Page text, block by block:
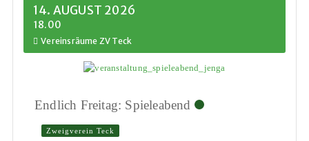
14. AUGUST 2026
18.00
Vereinsräume ZV Teck
Endlich Freitag: Spieleabend
Zweigverein Teck